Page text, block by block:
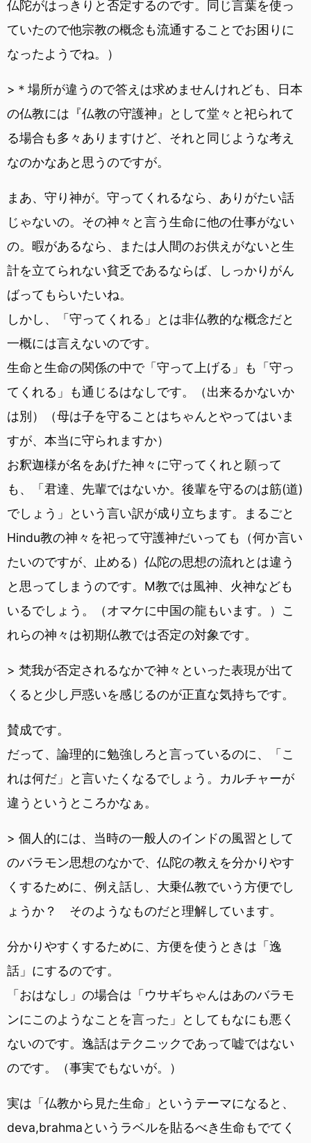
仏陀がはっきりと否定するのです。同じ言葉を使っ
ていたので他宗教の概念も流通することでお困りに
なったようでね。）
>＊場所が違うので答えは求めませんけれども、日本
の仏教には『仏教の守護神』として堂々と祀られて
る場合も多々ありますけど、それと同じような考え
なのかなあと思うのですが。
まあ、守り神が。守ってくれるなら、ありがたい話
じゃないの。その神々と言う生命に他の仕事がない
の。暇があるなら、または人間のお供えがないと生
計を立てられない貧乏であるならば、しっかりがん
ばってもらいたいね。
しかし、「守ってくれる」とは非仏教的な概念だと
一概には言えないのです。
生命と生命の関係の中で「守って上げる」も「守っ
てくれる」も通じるはなしです。（出来るかないか
は別）（母は子を守ることはちゃんとやってはいま
すが、本当に守られますか）
お釈迦様が名をあげた神々に守ってくれと願って
も、「君達、先輩ではないか。後輩を守るのは筋(道)
でしょう」という言い訳が成り立ちます。まるごと
Hindu教の神々を祀って守護神だいっても（何か言い
たいのですが、止める）仏陀の思想の流れとは違う
と思ってしまうのです。M教では風神、火神なども
いるでしょう。（オマケに中国の龍もいます。）こ
れらの神々は初期仏教では否定の対象です。
> 梵我が否定されるなかで神々といった表現が出て
くると少し戸惑いを感じるのが正直な気持ちです。
賛成です。
だって、論理的に勉強しろと言っているのに、「こ
れは何だ」と言いたくなるでしょう。カルチャーが
違うというところかなぁ。
> 個人的には、当時の一般人のインドの風習として
のバラモン思想のなかで、仏陀の教えを分かりやす
くするために、例え話し、大乗仏教でいう方便でし
ょうか？ そのようなものだと理解しています。
分かりやすくするために、方便を使うときは「逸
話」にするのです。
「おはなし」の場合は「ウサギちゃんはあのバラモ
ンにこのようなことを言った」としてもなにも悪く
ないのです。逸話はテクニックであって嘘ではない
のです。（事実でもないが。）
実は「仏教から見た生命」というテーマになると、
deva,brahmaというラベルを貼るべき生命もでてく